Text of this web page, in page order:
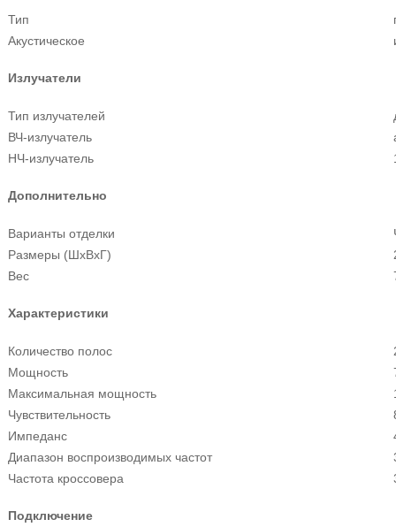
Тип
Акустическое
Излучатели
Тип излучателей
ВЧ-излучатель
НЧ-излучатель
Дополнительно
Варианты отделки
Размеры (ШхВхГ)
Вес
Характеристики
Количество полос
Мощность
Максимальная мощность
Чувствительность
Импеданс
Диапазон воспроизводимых частот
Частота кроссовера
Подключение